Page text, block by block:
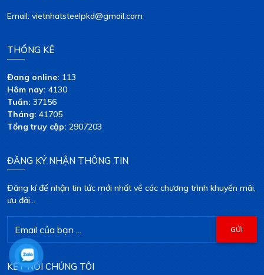
Email: vietnhatsteelpkd@gmail.com
THỐNG KÊ
Đang online:113
Hôm nay:4130
Tuần:37156
Tháng:41705
Tổng truy cập:2907203
ĐĂNG KÝ NHẬN THÔNG TIN
Đăng kí để nhận tin tức mới nhất về các chương trình khuyến mãi,
ưu đãi...
KẾT NỐI CHÚNG TÔI